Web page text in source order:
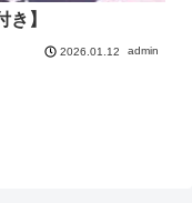
】
2026.01.12 admin